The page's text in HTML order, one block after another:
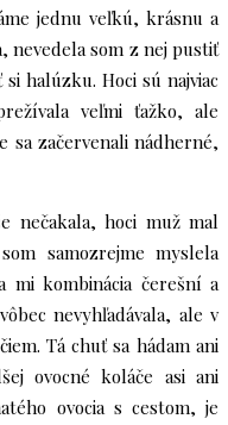
jednu veľkú, krásnu a
nevedela som z nej pustiť
halúzku. Hoci sú najviac
veľmi ťažko, ale
sa začervenali nádherné,
nečakala, hoci muž mal
samozrejme myslela
mi kombinácia čerešní a
nevyhľadávala, ale v
Tá chuť sa hádam ani
ovocné koláče asi ani
ovocia s cestom, je